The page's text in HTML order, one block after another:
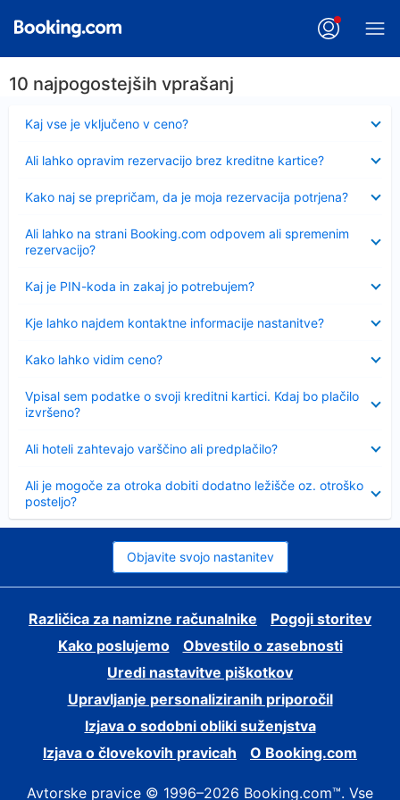
10 najpogostejših vprašanj
Kaj vse je vključeno v ceno?
Ali lahko opravim rezervacijo brez kreditne kartice?
Kako naj se prepričam, da je moja rezervacija potrjena?
Ali lahko na strani Booking.com odpovem ali spremenim
rezervacijo?
Kaj je PIN-koda in zakaj jo potrebujem?
Kje lahko najdem kontaktne informacije nastanitve?
Kako lahko vidim ceno?
Vpisal sem podatke o svoji kreditni kartici. Kdaj bo plačilo
izvršeno?
Ali hoteli zahtevajo varščino ali predplačilo?
Ali je mogoče za otroka dobiti dodatno ležišče oz. otroško
posteljo?
Objavite svojo nastanitev
Različica za namizne računalnike
Pogoji storitev
Kako poslujemo
Obvestilo o zasebnosti
Uredi nastavitve piškotkov
Upravljanje personaliziranih priporočil
Izjava o sodobni obliki suženjstva
Izjava o človekovih pravicah
O Booking.com
Avtorske pravice © 1996–2026 Booking.com™. Vse